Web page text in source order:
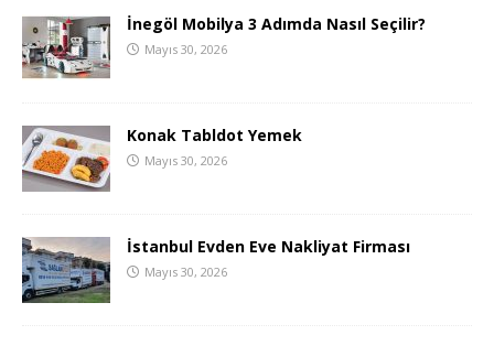
İnegöl Mobilya 3 Adımda Nasıl Seçilir?
Mayıs 30, 2026
Konak Tabldot Yemek
Mayıs 30, 2026
İstanbul Evden Eve Nakliyat Firması
Mayıs 30, 2026